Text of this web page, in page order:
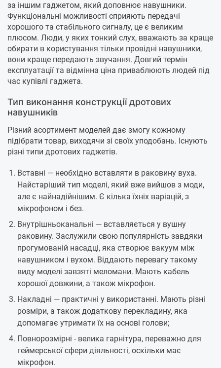
за іншим гаджетом, який доповнює навушники.
Функціональні можливості сприяють передачі
хорошого та стабільного сигналу, це є великим
плюсом. Люди, у яких тонкий слух, вважають за краще
обирати в користування тільки провідні навушники,
вони краще передають звучання. Довгий термін
експлуатації та відмінна ціна приваблюють людей під
час купівлі гаджета.
Тип виконання конструкції дротових
навушників
Різний асортимент моделей дає змогу кожному
підібрати товар, виходячи зі своїх уподобань. Існують
різні типи дротових гаджетів.
Вставні — необхідно вставляти в раковину вуха.
Найстаріший тип моделі, який вже вийшов з моди,
але є найнадійнішим. Є кілька їхніх варіацій, з
мікрофоном і без.
Внутрішньоканальні — вставляється у вушну
раковину. Заслужили свою популярність завдяки
прогумованій насадці, яка створює вакуум між
навушником і вухом. Віддають перевагу такому
виду моделі завзяті меломани. Мають кабель
хорошої довжини, а також мікрофон.
Накладні — практичні у використанні. Мають різні
розміри, а також додаткову перекладину, яка
допомагає утримати їх на основі голови;
Повнорозмірні - велика гарнітура, переважно для
геймерської сфери діяльності, оскільки має
мікрофон.